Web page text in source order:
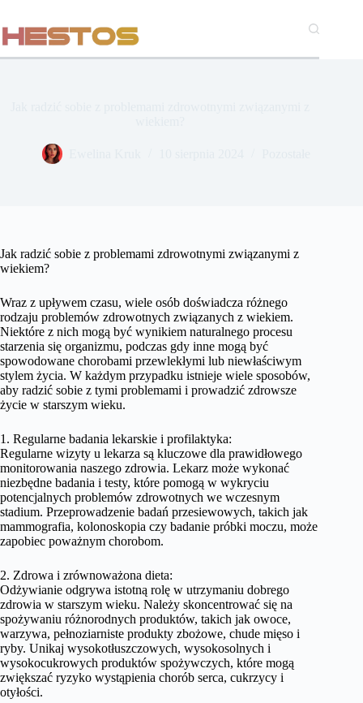
treści
Jak radzić sobie z problemami zdrowotnymi związanymi z
wiekiem?
Wraz z upływem czasu, wiele osób doświadcza różnego
rodzaju problemów zdrowotnych związanych z wiekiem.
Niektóre z nich mogą być wynikiem naturalnego procesu
starzenia się organizmu, podczas gdy inne mogą być
spowodowane chorobami przewlekłymi lub niewłaściwym
stylem życia. W każdym przypadku istnieje wiele sposobów,
aby radzić sobie z tymi problemami i prowadzić zdrowsze
życie w starszym wieku.
1. Regularne badania lekarskie i profilaktyka:
Regularne wizyty u lekarza są kluczowe dla prawidłowego
monitorowania naszego zdrowia. Lekarz może wykonać
niezbędne badania i testy, które pomogą w wykryciu
potencjalnych problemów zdrowotnych we wczesnym
stadium. Przeprowadzenie badań przesiewowych, takich jak
mammografia, kolonoskopia czy badanie próbki moczu, może
zapobiec poważnym chorobom.
2. Zdrowa i zrównoważona dieta:
Odżywianie odgrywa istotną rolę w utrzymaniu dobrego
zdrowia w starszym wieku. Należy skoncentrować się na
spożywaniu różnorodnych produktów, takich jak owoce,
warzywa, pełnoziarniste produkty zbożowe, chude mięso i
ryby. Unikaj wysokotłuszczowych, wysokosolnych i
wysokocukrowych produktów spożywczych, które mogą
zwiększać ryzyko wystąpienia chorób serca, cukrzycy i
otyłości.